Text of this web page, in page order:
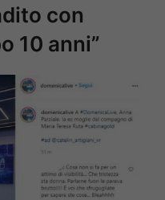
con
10 anni”